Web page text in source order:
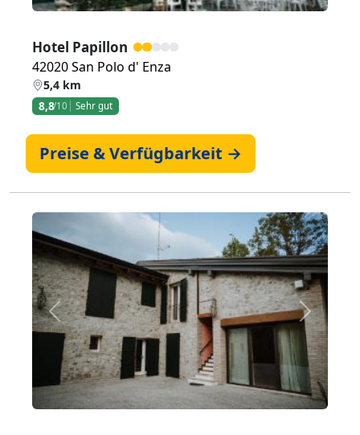
Hotel Papillon
42020 San Polo d' Enza
5,4 km
8,8/10 Sehr gut
Preise & Verfügbarkeit →
Zurück Weiter